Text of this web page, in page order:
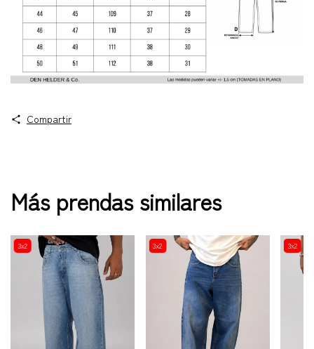
Compartir
Más prendas similares
3x2 3x2 3x2